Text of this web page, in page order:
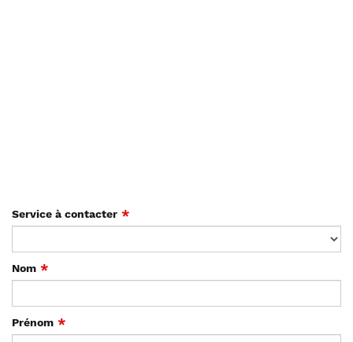
Service à contacter
Nom
Prénom